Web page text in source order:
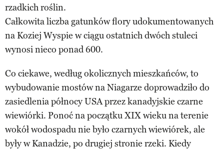
rzadkich roślin.
Całkowita liczba gatunków flory udokumentowanych
na Koziej Wyspie w ciągu ostatnich dwóch stuleci
wynosi nieco ponad 600.
Co ciekawe, według okolicznych mieszkańców, to
wybudowanie mostów na Niagarze doprowadziło do
zasiedlenia północy USA przez kanadyjskie czarne
wiewiórki. Ponoć na początku XIX wieku na terenie
wokół wodospadu nie było czarnych wiewiórek, ale
były w Kanadzie, po drugiej stronie rzeki. Kiedy